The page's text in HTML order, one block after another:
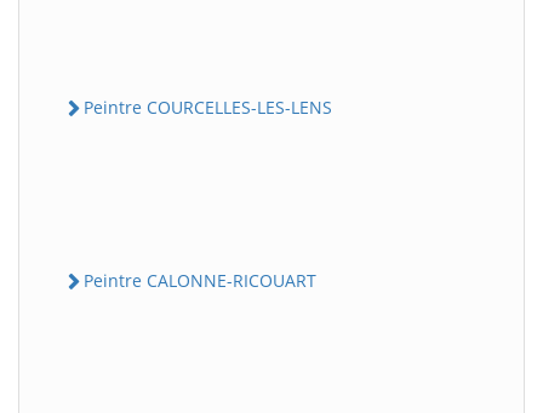
Peintre COURCELLES-LES-LENS
Peintre CALONNE-RICOUART